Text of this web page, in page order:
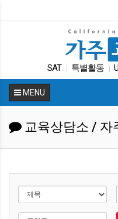
SAT 특별활동
| 교육정책 가주교
MENU
교육상담소 / 자